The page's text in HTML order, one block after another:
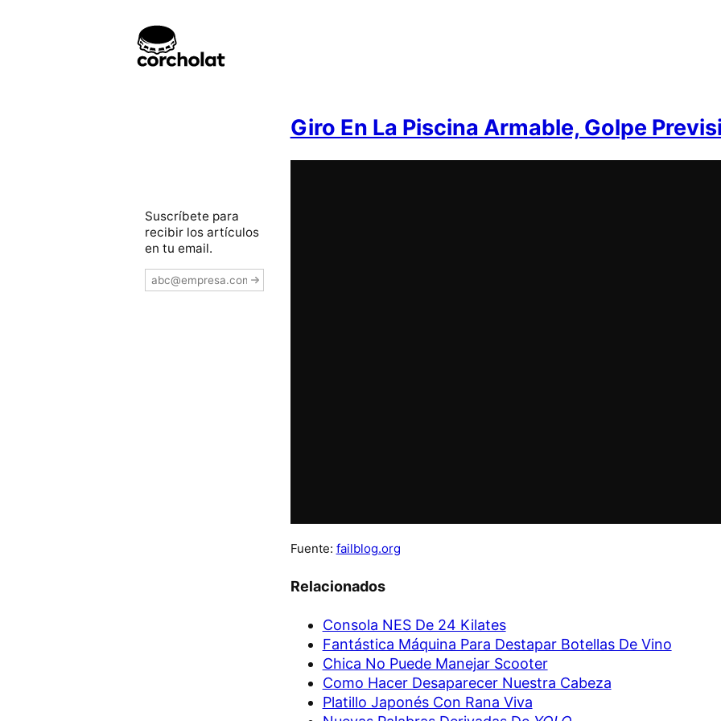
Giro En La Piscina Armable, Golpe
Fuente: failblog.org
Relacionados
Consola NES De 24 Kilates
Fantástica Máquina Para Destapar Botellas De Vino
Chica No Puede Manejar Scooter
Como Hacer Desaparecer Nuestra Cabeza
Platillo Japonés Con Rana Viva
Suscríbete para
recibir los artículos
en tu email.